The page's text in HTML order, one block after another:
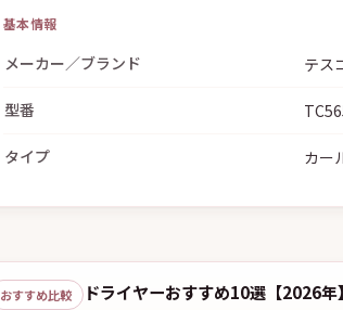
基本情報
メーカー／ブランド テス
型番
タイプ カー
おすすめ比較 ドライヤーおすすめ10選【2026